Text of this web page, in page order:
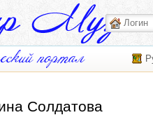
Солдатова